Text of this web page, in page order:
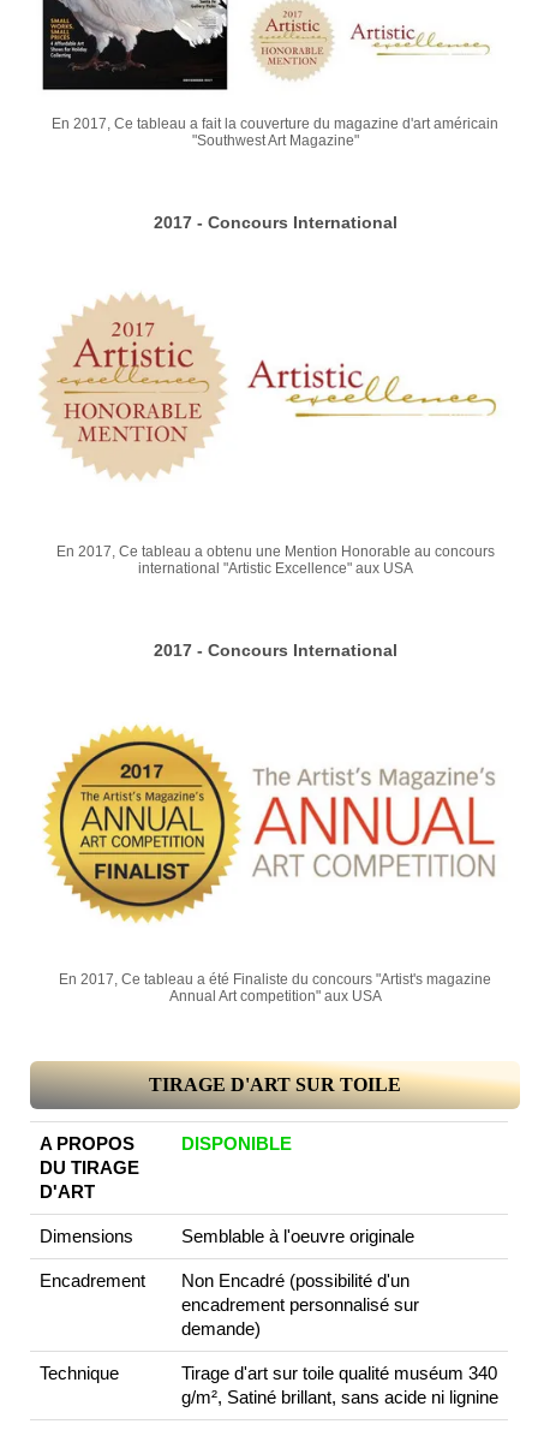
En 2017, Ce tableau a fait la couverture du magazine d'art américain
"Southwest Art Magazine"
2017 - Concours International
En 2017, Ce tableau a obtenu une Mention Honorable au concours
international "Artistic Excellence" aux USA
2017 - Concours International
En 2017, Ce tableau a été Finaliste du concours "Artist's magazine
Annual Art competition" aux USA
TIRAGE D'ART SUR TOILE
A PROPOS
DU TIRAGE
D'ART
DISPONIBLE
Dimensions Semblable à l'oeuvre originale
Encadrement
Non Encadré (possibilité d'un
encadrement personnalisé sur
demande)
Technique
Tirage d'art sur toile qualité muséum 340
g/m², Satiné brillant, sans acide ni lignine